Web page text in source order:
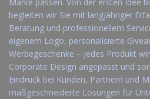
Marke passen. Von der ersten Idee
begleiten wir Sie mit langjähriger
Beratung und professionellem
eigenem Logo, personalisierte
Werbegeschenke – jedes Produkt
Corporate Design angepasst und
Eindruck bei Kunden, Partnern und
maßgeschneiderte Lösungen für